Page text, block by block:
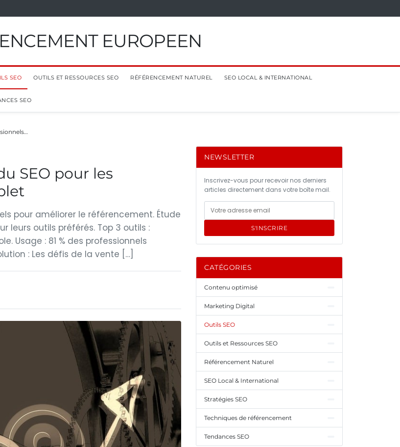
EUROPEEN
SEO OUTILS ET RESSOURCES SEO RÉFÉRENCEMENT NATUREL SEO LOCAL & INTERNATIONAL
SEO
SEO pour les
pour améliorer le référencement. Étude
leurs outils préférés. Top 3 outils :
Usage : 81 % des professionnels
: Les défis de la vente […]
NEWSLETTER
Inscrivez-vous pour recevoir nos derniers
articles directement dans votre boîte mail.
S'INSCRIRE
CATÉGORIES
Contenu optimisé
Marketing Digital
Outils SEO
Outils et Ressources SEO
Référencement Naturel
SEO Local & International
Stratégies SEO
Techniques de référencement
Tendances SEO